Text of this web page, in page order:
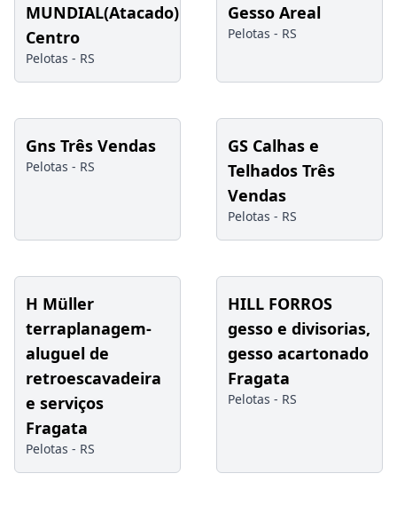
MUNDIAL(Atacado)
Centro
Pelotas - RS
Gesso Areal
Pelotas - RS
Gns Três Vendas
Pelotas - RS
GS Calhas e
Telhados Três
Vendas
Pelotas - RS
H Müller
terraplanagem-
aluguel de
retroescavadeira
e serviços
Fragata
Pelotas - RS
HILL FORROS
gesso e divisorias,
gesso acartonado
Fragata
Pelotas - RS